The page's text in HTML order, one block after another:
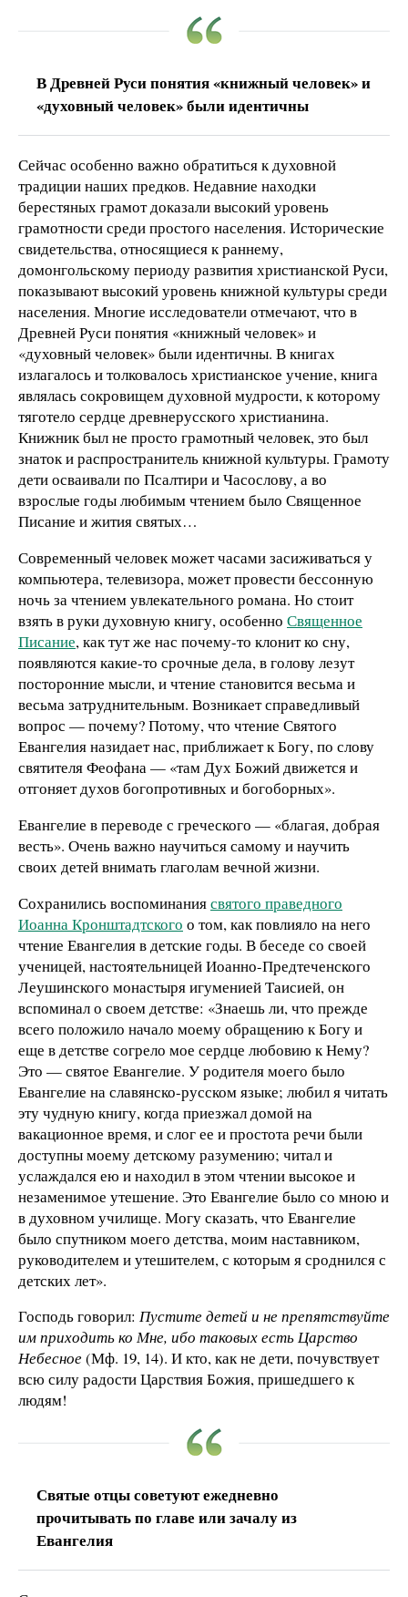
В Древней Руси понятия «книжный человек» и
«духовный человек» были идентичны
Сейчас особенно важно обратиться к духовной
традиции наших предков. Недавние находки
берестяных грамот доказали высокий уровень
грамотности среди простого населения. Исторические
свидетельства, относящиеся к раннему,
домонгольскому периоду развития христианской Руси,
показывают высокий уровень книжной культуры среди
населения. Многие исследователи отмечают, что в
Древней Руси понятия «книжный человек» и
«духовный человек» были идентичны. В книгах
излагалось и толковалось христианское учение, книга
являлась сокровищем духовной мудрости, к которому
тяготело сердце древнерусского христианина.
Книжник был не просто грамотный человек, это был
знаток и распространитель книжной культуры. Грамоту
дети осваивали по Псалтири и Часослову, а во
взрослые годы любимым чтением было Священное
Писание и жития святых…
Современный человек может часами засиживаться у
компьютера, телевизора, может провести бессонную
ночь за чтением увлекательного романа. Но стоит
взять в руки духовную книгу, особенно Священное
Писание, как тут же нас почему-то клонит ко сну,
появляются какие-то срочные дела, в голову лезут
посторонние мысли, и чтение становится весьма и
весьма затруднительным. Возникает справедливый
вопрос — почему? Потому, что чтение Святого
Евангелия назидает нас, приближает к Богу, по слову
святителя Феофана — «там Дух Божий движется и
отгоняет духов богопротивных и богоборных».
Евангелие в переводе с греческого — «благая, добрая
весть». Очень важно научиться самому и научить
своих детей внимать глаголам вечной жизни.
Сохранились воспоминаниясвятого праведного
Иоанна Кронштадтского о том, как повлияло на него
чтение Евангелия в детские годы. В беседе со своей
ученицей, настоятельницей Иоанно-Предтеченского
Леушинского монастыря игуменией Таисией, он
вспоминал о своем детстве: «Знаешь ли, что прежде
всего положило начало моему обращению к Богу и
еще в детстве согрело мое сердце любовию к Нему?
Это — святое Евангелие. У родителя моего было
Евангелие на славянско-русском языке; любил я читать
эту чудную книгу, когда приезжал домой на
вакационное время, и слог ее и простота речи были
доступны моему детскому разумению; читал и
услаждался ею и находил в этом чтении высокое и
незаменимое утешение. Это Евангелие было со мною и
в духовном училище. Могу сказать, что Евангелие
было спутником моего детства, моим наставником,
руководителем и утешителем, с которым я сроднился с
детских лет».
Господь говорил: Пустите детей и не препятствуйте
им приходить ко Мне, ибо таковых есть Царство
Небесное(Мф. 19, 14). И кто, как не дети, почувствует
всю силу радости Царствия Божия, пришедшего к
людям!
Святые отцы советуют ежедневно
прочитывать по главе или зачалу из
Евангелия